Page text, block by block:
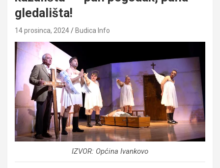
gledališta!
14 prosinca, 2024 Budica Info
IZVOR: Općina Ivankovo